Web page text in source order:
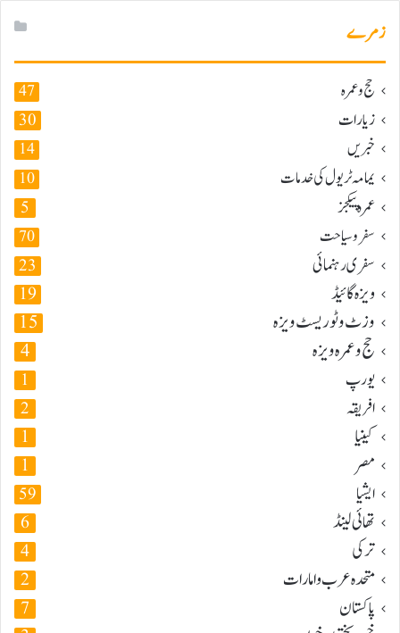
زمرے
حج و عمرہ 47
زیارات 30
خبریں 14
یمامہ ٹریول کی خدمات 10
عمرہ پیکجز 5
سفر و سیاحت 70
سفری رہنمائی 23
ویزہ گائیڈ 19
وزٹ و ٹوریسٹ ویزہ 15
حج و عمرہ ویزہ 4
یورپ 1
افریقہ 2
کینیا 1
مصر 1
ایشیا 59
تھائی لینڈ 6
ترکی 4
متحدہ عرب و امارات 2
پاکستان 7